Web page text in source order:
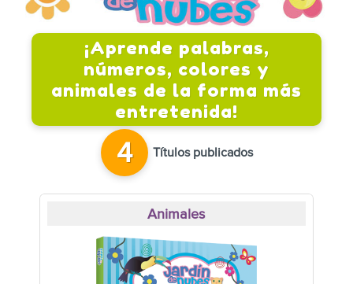
¡Aprende palabras,
números, colores y
animales de la forma más
entretenida!
4 Títulos publicados
Animales